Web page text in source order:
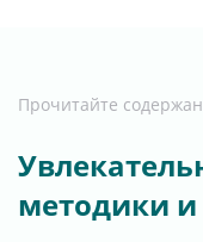
Прочитайте
методики и